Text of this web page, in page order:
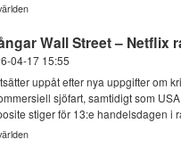
Wall Street – Netflix
04-17 15:55
uppåt efter nya uppgifter om
sjöfart, samtidigt som
stiger för 13:e handelsdagen i